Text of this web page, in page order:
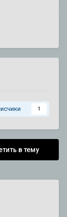
1
в тему